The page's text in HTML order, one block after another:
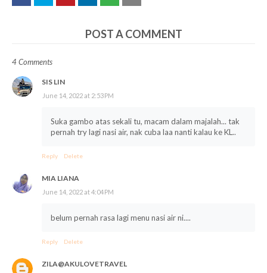
POST A COMMENT
4 Comments
SIS LIN
June 14, 2022 at 2:53 PM
Suka gambo atas sekali tu, macam dalam majalah... tak
pernah try lagi nasi air, nak cuba laa nanti kalau ke KL..
Reply Delete
MIA LIANA
June 14, 2022 at 4:04 PM
belum pernah rasa lagi menu nasi air ni....
Reply Delete
ZILA@AKULOVETRAVEL